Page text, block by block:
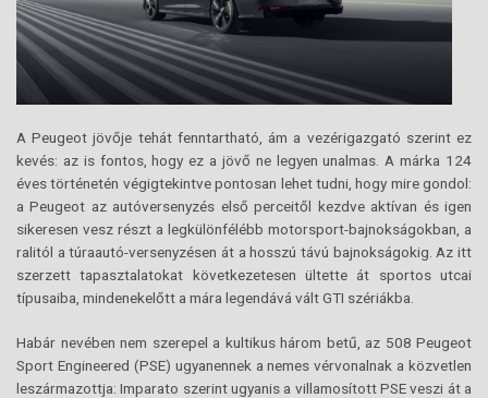
A Peugeot jövője tehát fenntartható, ám a vezérigazgató szerint ez
kevés: az is fontos, hogy ez a jövő ne legyen unalmas. A márka 124
éves történetén végigtekintve pontosan lehet tudni, hogy mire gondol:
a Peugeot az autóversenyzés első perceitől kezdve aktívan és igen
sikeresen vesz részt a legkülönfélébb motorsport-bajnokságokban, a
ralitól a túraautó-versenyzésen át a hosszú távú bajnokságokig. Az itt
szerzett tapasztalatokat következetesen ültette át sportos utcai
típusaiba, mindenekelőtt a mára legendává vált GTI szériákba.
Habár nevében nem szerepel a kultikus három betű, az 508 Peugeot
Sport Engineered (PSE) ugyanennek a nemes vérvonalnak a közvetlen
leszármazottja: Imparato szerint ugyanis a villamosított PSE veszi át a